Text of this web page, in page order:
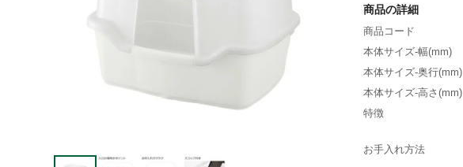
商品の詳細
商品コード
本体サイズ-幅(mm)
本体サイズ-奥行(mm)
本体サイズ-高さ(mm)
特徴
お手入れ方法